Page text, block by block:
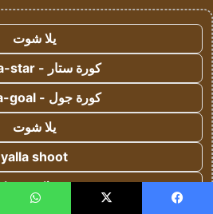
يلا شوت
كورة ستار - koora-star
كورة جول - koora-goal
يلا شوت
yalla shoot
koora live